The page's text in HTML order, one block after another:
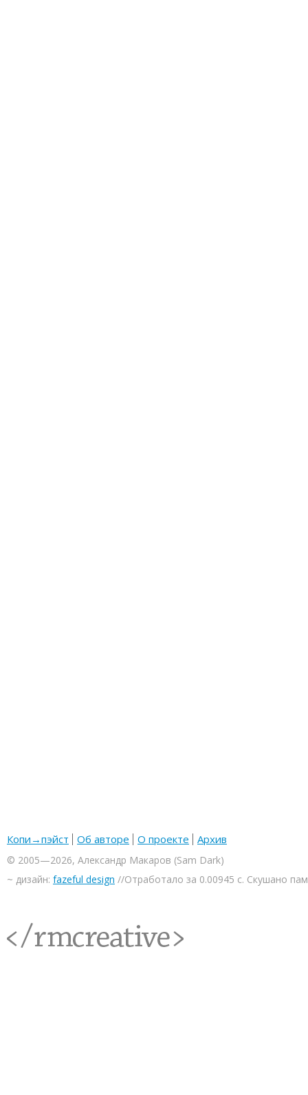
Копи→пэйст Об авторе О проекте Архив
© 2005—2026, Александр Макаров (Sam Dark)
~ дизайн: fazeful design //Отработало за 0.00945 с. Скушано
<rmcreative/>